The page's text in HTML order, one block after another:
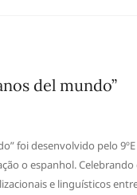
del mundo”
foi desenvolvido pelo
o espanhol.
e linguísticos